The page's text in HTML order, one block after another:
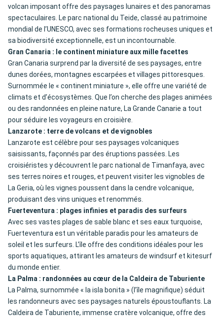
volcan imposant offre des paysages lunaires et des panoramas
spectaculaires. Le parc national du Teide, classé au patrimoine
mondial de l’UNESCO, avec ses formations rocheuses uniques et
sa biodiversité exceptionnelle, est un incontournable.
Gran Canaria : le continent miniature aux mille facettes
Gran Canaria surprend par la diversité de ses paysages, entre
dunes dorées, montagnes escarpées et villages pittoresques.
Surnommée le « continent miniature », elle offre une variété de
climats et d’écosystèmes. Que l’on cherche des plages animées
ou des randonnées en pleine nature, La Grande Canarie a tout
pour séduire les voyageurs en croisière.
Lanzarote : terre de volcans et de vignobles
Lanzarote est célèbre pour ses paysages volcaniques
saisissants, façonnés par des éruptions passées. Les
croisiéristes y découvrent le parc national de Timanfaya, avec
ses terres noires et rouges, et peuvent visiter les vignobles de
La Geria, où les vignes poussent dans la cendre volcanique,
produisant des vins uniques et renommés.
Fuerteventura : plages infinies et paradis des surfeurs
Avec ses vastes plages de sable blanc et ses eaux turquoise,
Fuerteventura est un véritable paradis pour les amateurs de
soleil et les surfeurs. L’île offre des conditions idéales pour les
sports aquatiques, attirant les amateurs de windsurf et kitesurf
du monde entier.
La Palma : randonnées au cœur de la Caldeira de Taburiente
La Palma, surnommée « la isla bonita » (l’île magnifique) séduit
les randonneurs avec ses paysages naturels époustouflants. La
Caldeira de Taburiente, immense cratère volcanique, offre des